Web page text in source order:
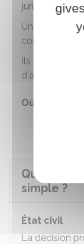
Une fois la
couple
Ils peuvent
d'appel dans
Où
Quels
simple ?
État civil
La décision